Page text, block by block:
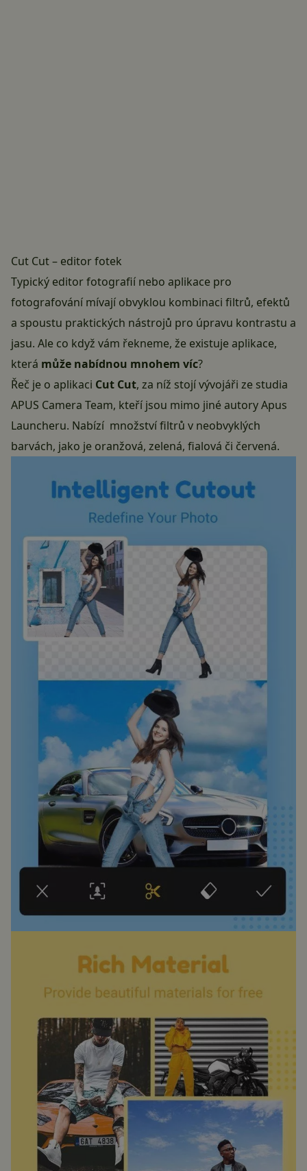
Cut Cut – editor fotek
Typický editor fotografií nebo aplikace pro
fotografování mívají obvyklou kombinaci filtrů, efektů
a spoustu praktických nástrojů pro úpravu kontrastu a
jasu. Ale co když vám řekneme, že existuje aplikace,
která může nabídnou mnohem víc?
Řeč je o aplikaci Cut Cut, za níž stojí vývojáři ze studia
APUS Camera Team, kteří jsou mimo jiné autory Apus
Launcheru. Nabízí množství filtrů v neobvyklých
barvách, jako je oranžová, zelená, fialová či červená.